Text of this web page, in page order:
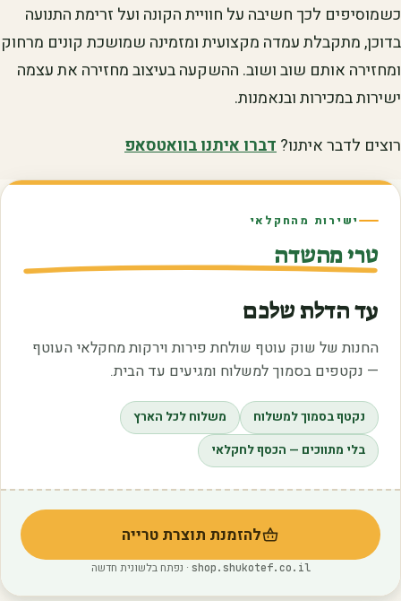
כשמוסיפים לכך חשיבה על חוויית הקונה ועל זרימת התנועה
בדוכן, מתקבלת עמדה מקצועית ומזמינה שמושכת קונים מרחוק
ומחזירה אותם שוב ושוב. ההשקעה בעיצוב מחזירה את עצמה
ישירות במכירות ובנאמנות.
רוצים לדבר איתנו?דברו איתנו בוואטסאפ
ישירות מהחקלאי
טרי מהשדה
עד הדלת שלכם
החנות של שוק עוטף שולחת פירות וירקות מחקלאי העוטף
— נקטפים בסמוך למשלוח ומגיעים עד הבית.
נקטף בסמוך למשלוח
משלוח לכל הארץ
בלי מתווכים — הכסף לחקלאי
להזמנת תוצרת טרייה
(נפתח בלשונית חדשה)
shop.shukotef.co.il · נפתח בלשונית חדשה